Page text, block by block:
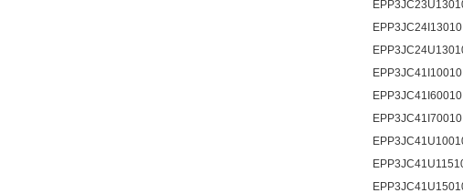
EPP3JC24I13010
EPP3JC41I10010
EPP3JC41I60010
EPP3JC41I70010